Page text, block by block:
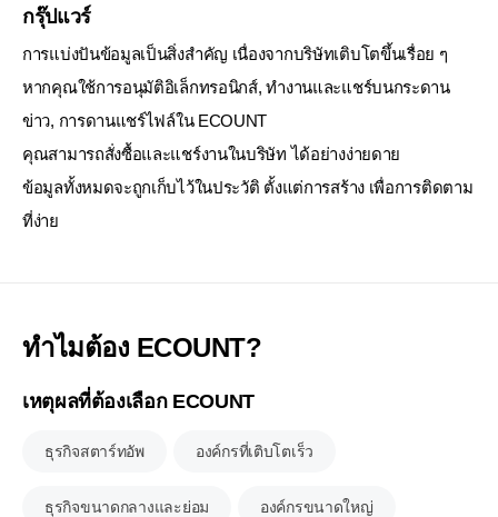
กรุ๊ปแวร์
การแบ่งปันข้อมูลเป็นสิ่งสำคัญ เนื่องจากบริษัทเติบโตขึ้นเรื่อย ๆ
หากคุณใช้การอนุมัติอิเล็กทรอนิกส์, ทำงานและแชร์บนกระดาน
ข่าว, การดานแชร์ไฟล์ใน ECOUNT
คุณสามารถสั่งซื้อและแชร์งานในบริษัท ได้อย่างง่ายดาย
ข้อมูลทั้งหมดจะถูกเก็บไว้ในประวัติ ตั้งแต่การสร้าง เพื่อการติดตาม
ที่ง่าย
ทำไมต้อง ECOUNT?
เหตุผลที่ต้องเลือก ECOUNT
ธุรกิจสตาร์ทอัพ องค์กรที่เติบโตเร็ว
ธุรกิจขนาดกลางและย่อม องค์กรขนาดใหญ่